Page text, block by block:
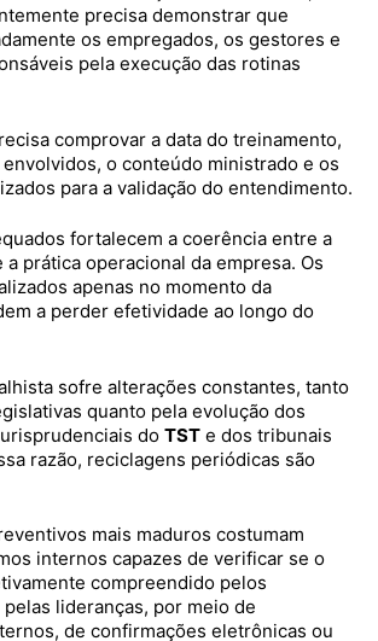
precisa demonstrar que
os empregados, os gestores e
pela execução das rotinas
comprovar a data do treinamento,
o conteúdo ministrado e os
para a validação do entendimento.
fortalecem a coerência entre a
prática operacional da empresa. Os
apenas no momento da
a perder efetividade ao longo do
sofre alterações constantes, tanto
quanto pela evolução dos
do TST e dos tribunais
razão, reciclagens periódicas são
mais maduros costumam
internos capazes de verificar se o
compreendido pelos
lideranças, por meio de
de confirmações eletrônicas ou